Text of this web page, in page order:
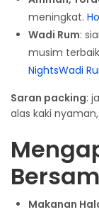
meningkat.
Wadi Rum:
musim
NightsWadi
Saran packing:
alas kaki
Makanan